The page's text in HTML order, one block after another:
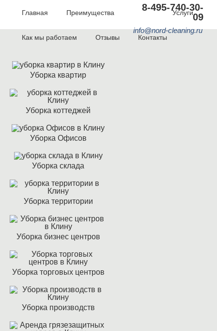
Главная Преимущества Акции Услуги
Как мы работаем Отзывы Контакты
8-495-740-30-
09
info@nord-cleaning.ru
Уборка квартир
Уборка коттеджей
Уборка Офисов
Уборка склада
Уборка территории
Уборка бизнес центров
Уборка торговых центров
Уборка производств